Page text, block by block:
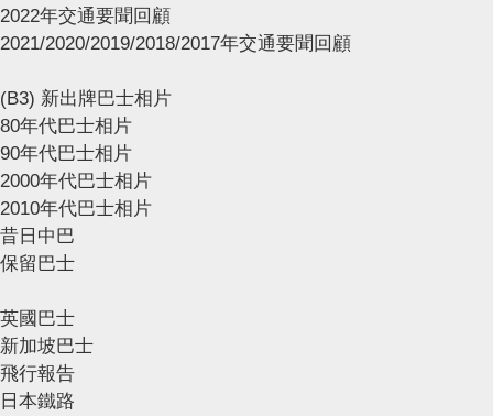
2022年交通要聞回顧
2021/2020/2019/2018/2017年交通要聞回顧
(B3) 新出牌巴士相片
80年代巴士相片
90年代巴士相片
2000年代巴士相片
2010年代巴士相片
昔日中巴
保留巴士
英國巴士
新加坡巴士
飛行報告
日本鐵路